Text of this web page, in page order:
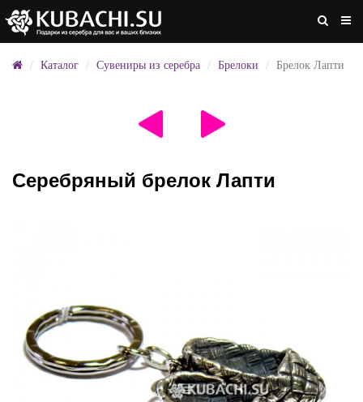
Каталог Сувениры из серебра Брелоки Брелок Лапти
Серебряный брелок Лапти